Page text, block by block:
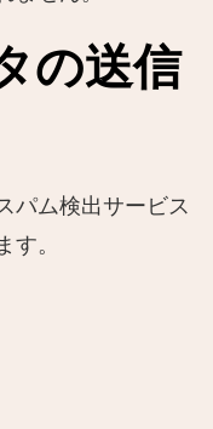
の送信
パム検出サービス
す。